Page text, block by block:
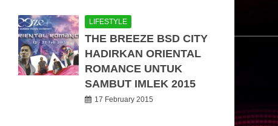
LIFESTYLE
THE BREEZE BSD CITY
HADIRKAN ORIENTAL
ROMANCE UNTUK
SAMBUT IMLEK 2015
17 February 2015